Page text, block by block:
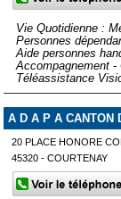
Vie Quotidienne :
Personnes
Aide personnes
Accompagnement -
Téléassistance
A D A P A CANTON
20 PLACE HONORE
45320 - COURTENAY